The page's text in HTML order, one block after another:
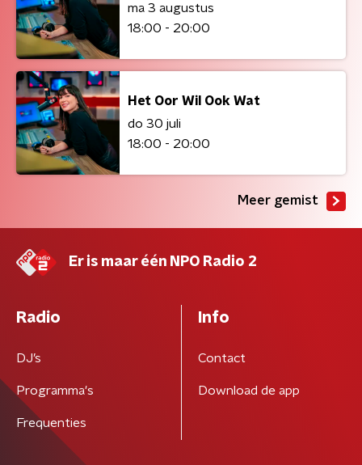
ma 3 augustus
18:00 - 20:00
Het Oor Wil Ook Wat
do 30 juli
18:00 - 20:00
Meer gemist
Er is maar één NPO Radio 2
Radio
DJ’s
Programma's
Frequenties
Info
Contact
Download de app